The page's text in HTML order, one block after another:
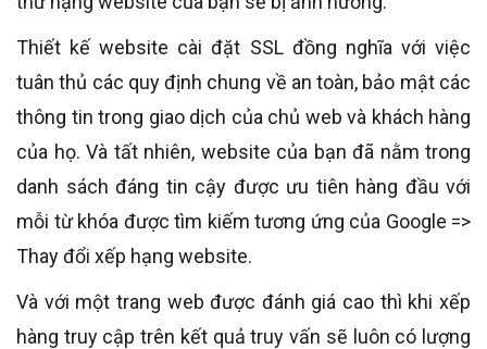
Thiết kế website cài đặt SSL đồng nghĩa với việc
tuân thủ các quy định chung về an toàn, bảo mật các
thông tin trong giao dịch của chủ web và khách hàng
của họ. Và tất nhiên, website của bạn đã nằm trong
danh sách đáng tin cậy được ưu tiên hàng đầu với
mỗi từ khóa được tìm kiếm tương ứng của Google =>
Thay đổi xếp hạng website.
Và với một trang web được đánh giá cao thì khi xếp
hàng truy cập trên kết quả truy vấn sẽ luôn có lượng